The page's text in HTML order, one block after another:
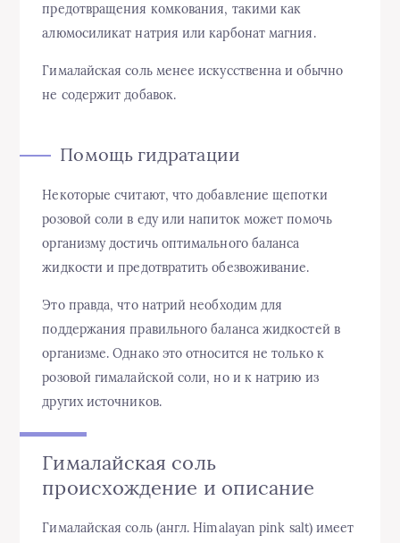
предотвращения комкования, такими как
алюмосиликат натрия или карбонат магния.
Гималайская соль менее искусственна и обычно
не содержит добавок.
Помощь гидратации
Некоторые считают, что добавление щепотки
розовой соли в еду или напиток может помочь
организму достичь оптимального баланса
жидкости и предотвратить обезвоживание.
Это правда, что натрий необходим для
поддержания правильного баланса жидкостей в
организме. Однако это относится не только к
розовой гималайской соли, но и к натрию из
других источников.
Гималайская соль
происхождение и описание
Гималайская соль (англ. Himalayan pink salt) имеет